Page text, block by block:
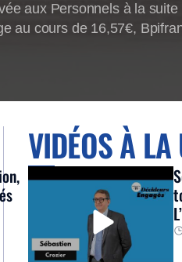
aux Personnels à la
au cours de 16,57€,
VIDÉOS À LA